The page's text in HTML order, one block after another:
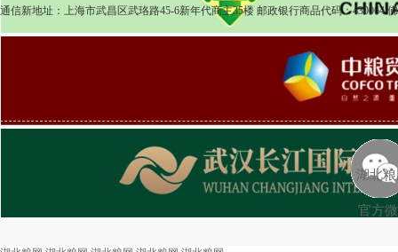
通信新地址：上海市武昌区武珞路45-6新年代商主35楼 邮政银行商品代码：430064
湖北
官方